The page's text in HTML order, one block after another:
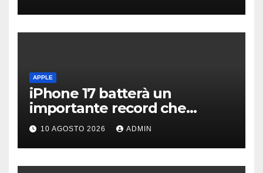
APPLE
iPhone 17 batterà un
importante record che
manca dai tempi del buon
vecchio iPhone 4
10 AGOSTO 2026 ADMIN